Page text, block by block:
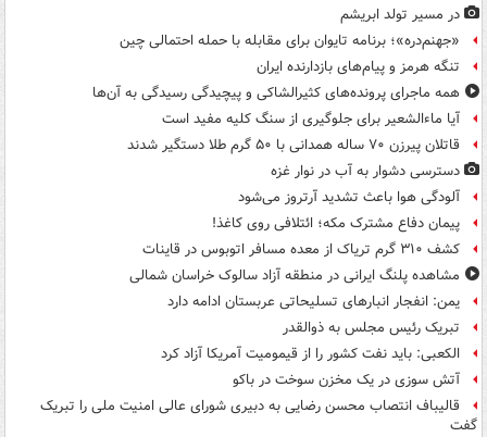
در مسیر تولد ابریشم
«جهنم‌دره»؛ برنامه تایوان برای مقابله با حمله احتمالی چین
تنگه هرمز و پیام‌های بازدارنده ایران
همه ماجرای پرونده‌های کثیرالشاکی و پیچیدگی رسیدگی به آن‌ها
آیا ماءالشعیر برای جلوگیری از سنگ کلیه مفید است
قاتلان پیرزن ۷۰ ساله همدانی با ۵۰ گرم طلا دستگیر شدند
دسترسی دشوار به آب در نوار غزه
آلودگی هوا باعث تشدید آرتروز می‌شود
پیمان دفاع مشترک مکه؛ ائتلافی روی کاغذ!
کشف ۳۱۰ گرم تریاک از معده مسافر اتوبوس در قاینات
مشاهده پلنگ ایرانی در منطقه آزاد سالوک خراسان شمالی
یمن: انفجار انبارهای تسلیحاتی عربستان ادامه دارد
تبریک رئیس مجلس به ذوالقدر
الکعبی: باید نفت کشور را از قیمومیت آمریکا آزاد کرد
آتش سوزی در یک مخزن سوخت در باکو
قالیباف انتصاب محسن رضایی به دبیری شورای عالی امنیت ملی را تبریک
گفت